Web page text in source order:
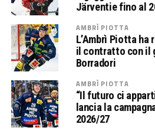
Järventie fino al
AMBRÌ PIOTTA
L’Ambrì Piotta ha
il contratto con il
Borradori
AMBRÌ PIOTTA
“Il futuro ci
lancia la
2026/27